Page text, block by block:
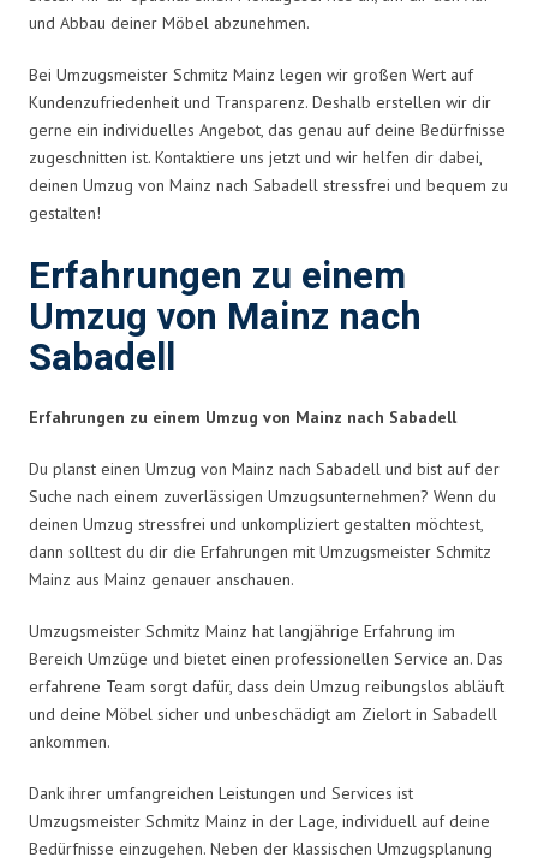
und Abbau deiner Möbel abzunehmen.
Bei Umzugsmeister Schmitz Mainz legen wir großen Wert auf
Kundenzufriedenheit und Transparenz. Deshalb erstellen wir dir
gerne ein individuelles Angebot, das genau auf deine Bedürfnisse
zugeschnitten ist. Kontaktiere uns jetzt und wir helfen dir dabei,
deinen Umzug von Mainz nach Sabadell stressfrei und bequem zu
gestalten!
Erfahrungen zu einem
Umzug von Mainz nach
Sabadell
Erfahrungen zu einem Umzug von Mainz nach Sabadell
Du planst einen Umzug von Mainz nach Sabadell und bist auf der
Suche nach einem zuverlässigen Umzugsunternehmen? Wenn du
deinen Umzug stressfrei und unkompliziert gestalten möchtest,
dann solltest du dir die Erfahrungen mit Umzugsmeister Schmitz
Mainz aus Mainz genauer anschauen.
Umzugsmeister Schmitz Mainz hat langjährige Erfahrung im
Bereich Umzüge und bietet einen professionellen Service an. Das
erfahrene Team sorgt dafür, dass dein Umzug reibungslos abläuft
und deine Möbel sicher und unbeschädigt am Zielort in Sabadell
ankommen.
Dank ihrer umfangreichen Leistungen und Services ist
Umzugsmeister Schmitz Mainz in der Lage, individuell auf deine
Bedürfnisse einzugehen. Neben der klassischen Umzugsplanung